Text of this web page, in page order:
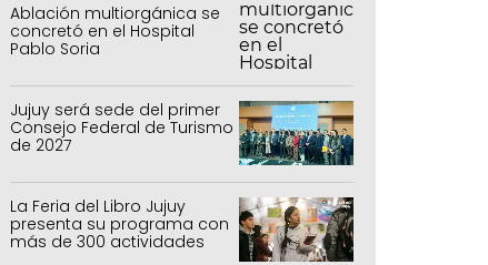
Ablación multiorgánica se
concretó en el Hospital
Pablo Soria
Jujuy será sede del primer
Consejo Federal de Turismo
de 2027
La Feria del Libro Jujuy
presenta su programa con
más de 300 actividades